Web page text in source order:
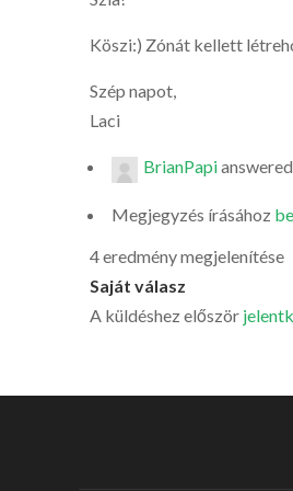
Köszi:) Zónát kellett
Szép napot,
Laci
BrianPapianswered
Megjegyzés írásához
4 eredmény megjelenítése
Saját válasz
A küldéshez először